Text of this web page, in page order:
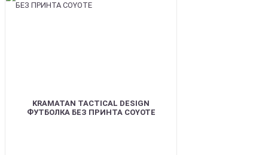
KRAMATAN TACTICAL DESIGN
ФУТБОЛКА БЕЗ ПРИНТА COYOTE